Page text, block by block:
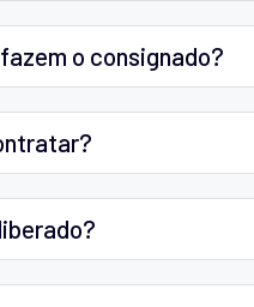
o consignado?